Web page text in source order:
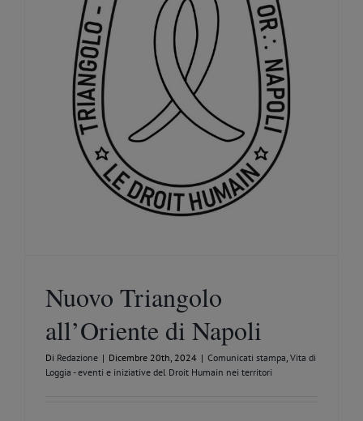
Nuovo Triangolo
all’Oriente di Napoli
Di Redazione | Dicembre 20th, 2024 | Comunicati stampa, Vita di
Loggia - eventi e iniziative del Droit Humain nei territori